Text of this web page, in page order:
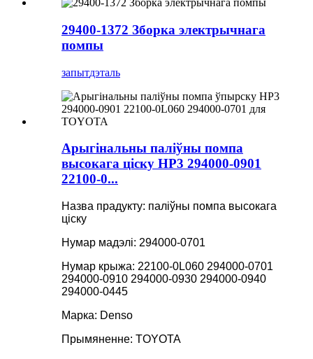
29400-1372 Зборка электрычнага
помпы
запытдэталь
Арыгінальны паліўны помпа
высокага ціску HP3 294000-0901
22100-0...
Назва прадукту: паліўны помпа высокага
ціску
Нумар мадэлі: 294000-0701
Нумар крыжа: 22100-0L060 294000-0701
294000-0910 294000-0930 294000-0940
294000-0445
Марка: Denso
Прымяненне: TOYOTA